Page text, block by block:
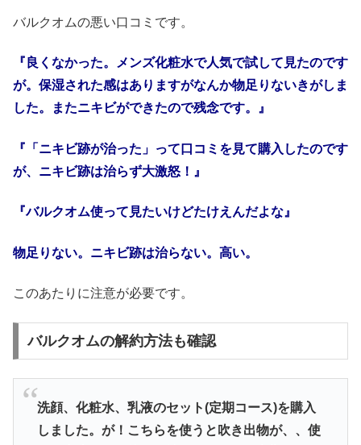
バルクオムの悪い口コミです。
『 良くなかった。メンズ化粧水で人気で試して見たのです
が。保湿された感はありますがなんか物足りないきがしま
した。
またニキビができたので残念です。』
『「ニキビ跡が治った」って口コミを見て購入したのです
が、ニキビ跡は治らず大激怒！』
『バルクオム使って見たいけどたけえんだよな』
物足りない。ニキビ跡は治らない。高い。
このあたりに注意が必要です。
バルクオムの解約方法も確認
洗顔、化粧水、乳液のセット(定期コース)を購入
しました。が！こちらを使うと吹き出物が、、使